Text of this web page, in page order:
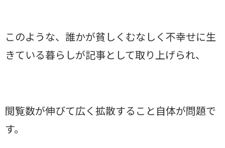
このような、誰かが貧しくむなしく不幸せに生
きている暮らしが記事として取り上げられ、
閲覧数が伸びて広く拡散すること自体が問題で
す。